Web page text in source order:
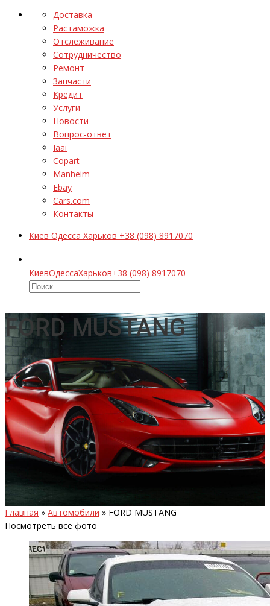
Доставка
Растаможка
Отслеживание
Сотрудничество
Ремонт
Запчасти
Кредит
Услуги
Новости
Вопрос-ответ
Iaai
Copart
Manheim
Ebay
Cars.com
Контакты
Киев Одесса Харьков +38 (098) 8917070
КиевОдессаХарьков+38 (098) 8917070
FORD MUSTANG
Главная » Автомобили » FORD MUSTANG
Посмотреть все фото